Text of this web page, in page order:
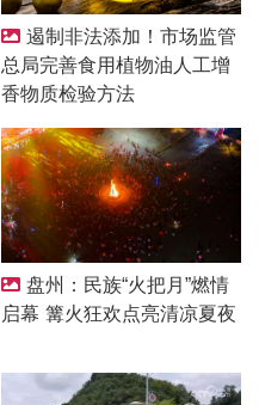
遏制非法添加！市场监管
总局完善食用植物油人工增
香物质检验方法
盘州：民族“火把月”燃情
启幕 篝火狂欢点亮清凉夏夜